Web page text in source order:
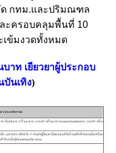
ด กทม.และปริมณฑล
ะครอบคลุมพื้นที่ 10
ข้มงวดทั้งหมด
บาท เยียวยาผู้ประกอบ
บันเทิง)